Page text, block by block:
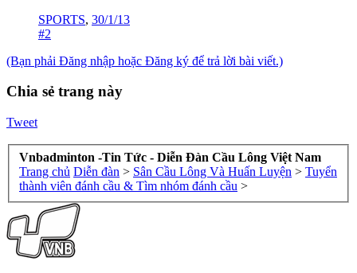
SPORTS, 30/1/13
#2
(Bạn phải Đăng nhập hoặc Đăng ký để trả lời bài viết.)
Chia sẻ trang này
Tweet
Vnbadminton -Tin Tức - Diễn Đàn Cầu Lông Việt Nam
Trang chủ Diễn đàn > Sân Cầu Lông Và Huấn Luyện > Tuyển
thành viên đánh cầu & Tìm nhóm đánh cầu >